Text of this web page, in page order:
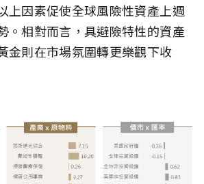
上因素促使全球風險性資產上週
。相對而言，具避險特性的資產
金則在市場氛圍轉更樂觀下收